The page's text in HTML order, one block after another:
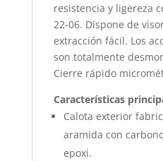
resistencia y ligereza
22-06. Dispone de
extracción fácil. Los
son totalmente
Cierre rápido
Características
Calota exterior
aramida con
epoxi.